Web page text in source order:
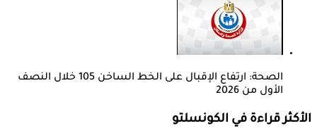
الصحة: ارتفاع الإقبال على الخط الساخن 105 خلال النصف
الأول من 2026
الأكثر قراءة في الكونسلتو